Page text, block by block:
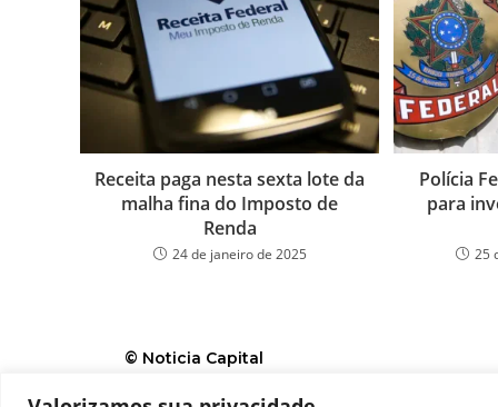
Receita paga nesta sexta lote da
malha fina do Imposto de
Renda
24 de janeiro de 2025
Polícia
para
25
© Noticia Capital